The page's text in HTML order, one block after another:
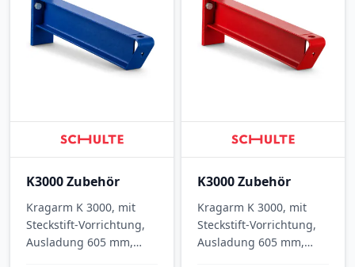
K3000 Zubehör
Kragarm K 3000, mit
Steckstift-Vorrichtung,
Ausladung 605 mm,
K3000 Zubehör
Kragarm K 3000, mit
Steckstift-Vorrichtung,
Ausladung 605 mm,